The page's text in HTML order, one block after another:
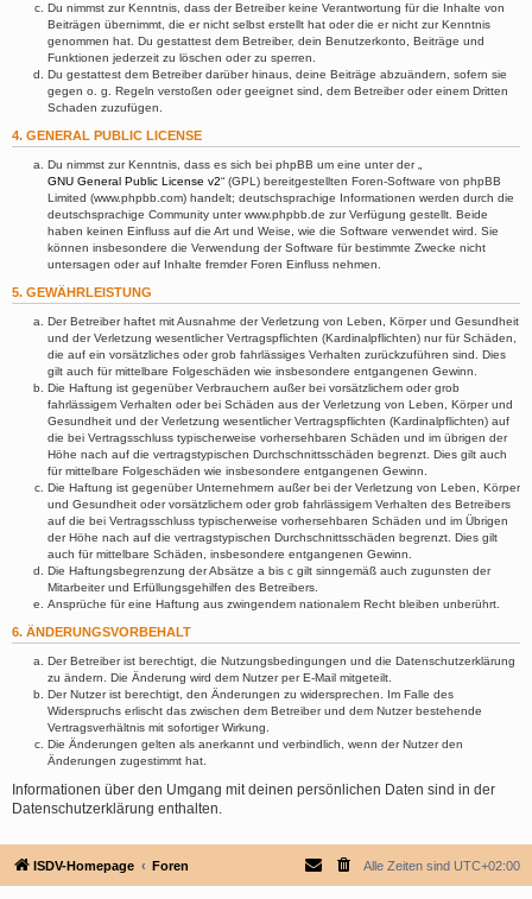
Du nimmst zur Kenntnis, dass der Betreiber keine Verantwortung für die Inhalte von
Beiträgen übernimmt, die er nicht selbst erstellt hat oder die er nicht zur Kenntnis
genommen hat. Du gestattest dem Betreiber, dein Benutzerkonto, Beiträge und
Funktionen jederzeit zu löschen oder zu sperren.
Du gestattest dem Betreiber darüber hinaus, deine Beiträge abzuändern, sofern sie
gegen o. g. Regeln verstoßen oder geeignet sind, dem Betreiber oder einem Dritten
Schaden zuzufügen.
4. GENERAL PUBLIC LICENSE
Du nimmst zur Kenntnis, dass es sich bei phpBB um eine unter der „
GNU General Public License v2“ (GPL) bereitgestellten Foren-Software von phpBB
Limited (www.phpbb.com) handelt; deutschsprachige Informationen werden durch die
deutschsprachige Community unter www.phpbb.de zur Verfügung gestellt. Beide
haben keinen Einfluss auf die Art und Weise, wie die Software verwendet wird. Sie
können insbesondere die Verwendung der Software für bestimmte Zwecke nicht
untersagen oder auf Inhalte fremder Foren Einfluss nehmen.
5. GEWÄHRLEISTUNG
Der Betreiber haftet mit Ausnahme der Verletzung von Leben, Körper und Gesundheit
und der Verletzung wesentlicher Vertragspflichten (Kardinalpflichten) nur für Schäden,
die auf ein vorsätzliches oder grob fahrlässiges Verhalten zurückzuführen sind. Dies
gilt auch für mittelbare Folgeschäden wie insbesondere entgangenen Gewinn.
Die Haftung ist gegenüber Verbrauchern außer bei vorsätzlichem oder grob
fahrlässigem Verhalten oder bei Schäden aus der Verletzung von Leben, Körper und
Gesundheit und der Verletzung wesentlicher Vertragspflichten (Kardinalpflichten) auf
die bei Vertragsschluss typischerweise vorhersehbaren Schäden und im übrigen der
Höhe nach auf die vertragstypischen Durchschnittsschäden begrenzt. Dies gilt auch
für mittelbare Folgeschäden wie insbesondere entgangenen Gewinn.
Die Haftung ist gegenüber Unternehmern außer bei der Verletzung von Leben, Körper
und Gesundheit oder vorsätzlichem oder grob fahrlässigem Verhalten des Betreibers
auf die bei Vertragsschluss typischerweise vorhersehbaren Schäden und im Übrigen
der Höhe nach auf die vertragstypischen Durchschnittsschäden begrenzt. Dies gilt
auch für mittelbare Schäden, insbesondere entgangenen Gewinn.
Die Haftungsbegrenzung der Absätze a bis c gilt sinngemäß auch zugunsten der
Mitarbeiter und Erfüllungsgehilfen des Betreibers.
Ansprüche für eine Haftung aus zwingendem nationalem Recht bleiben unberührt.
6. ÄNDERUNGSVORBEHALT
Der Betreiber ist berechtigt, die Nutzungsbedingungen und die Datenschutzerklärung
zu ändern. Die Änderung wird dem Nutzer per E-Mail mitgeteilt.
Der Nutzer ist berechtigt, den Änderungen zu widersprechen. Im Falle des
Widerspruchs erlischt das zwischen dem Betreiber und dem Nutzer bestehende
Vertragsverhältnis mit sofortiger Wirkung.
Die Änderungen gelten als anerkannt und verbindlich, wenn der Nutzer den
Änderungen zugestimmt hat.
Informationen über den Umgang mit deinen persönlichen Daten sind in der
Datenschutzerklärung enthalten.
ISDV-Homepage Foren Alle Zeiten sind UTC+02:00